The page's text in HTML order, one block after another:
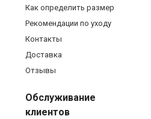
Как определить размер
Рекомендации по уходу
Контакты
Доставка
Отзывы
Обслуживание
клиентов